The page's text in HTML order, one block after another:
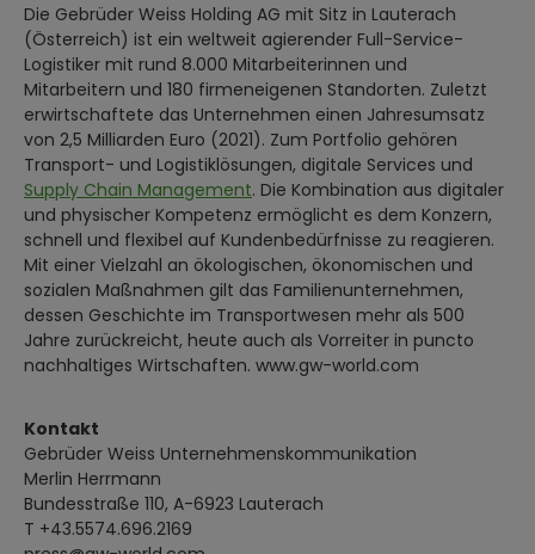
Die Gebrüder Weiss Holding AG mit Sitz in Lauterach
(Österreich) ist ein weltweit agierender Full-Service-
Logistiker mit rund 8.000 Mitarbeiterinnen und
Mitarbeitern und 180 firmeneigenen Standorten. Zuletzt
erwirtschaftete das Unternehmen einen Jahresumsatz
von 2,5 Milliarden Euro (2021). Zum Portfolio gehören
Transport- und Logistiklösungen, digitale Services und
Supply Chain Management. Die Kombination aus digitaler
und physischer Kompetenz ermöglicht es dem Konzern,
schnell und flexibel auf Kundenbedürfnisse zu reagieren.
Mit einer Vielzahl an ökologischen, ökonomischen und
sozialen Maßnahmen gilt das Familienunternehmen,
dessen Geschichte im Transportwesen mehr als 500
Jahre zurückreicht, heute auch als Vorreiter in puncto
nachhaltiges Wirtschaften. www.gw-world.com
Kontakt
Gebrüder Weiss Unternehmenskommunikation
Merlin Herrmann
Bundesstraße 110, A-6923 Lauterach
T +43.5574.696.2169